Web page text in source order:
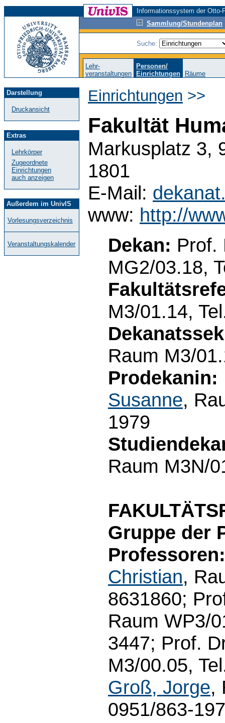
Informationssystem der
Sammlung/Stundenplan
Suche:
Lehr-
veranstaltungen
Personen/
Einrichtungen
Räume
Darstellung
Druckansicht
Extras
Lehrkörper
Zugeordnete
Einrichtungen
auch anzeigen
Außerdem im UnivIS
Vorlesungsverzeichnis
Veranstaltungskalender
Einrichtungen >>
Fakultät
Markusplatz 3,
1801
E-Mail:
www: http://
Dekan:
MG2/03.18,
M3/01.14,
Raum M3/
Prodekanin:
Susanne,
1979
Raum M3N/
Gruppe der
Professoren:
Christian,
8631860;
Raum WP3/
3447; Prof.
M3/00.05,
Groß, Jorge,
0951/863-